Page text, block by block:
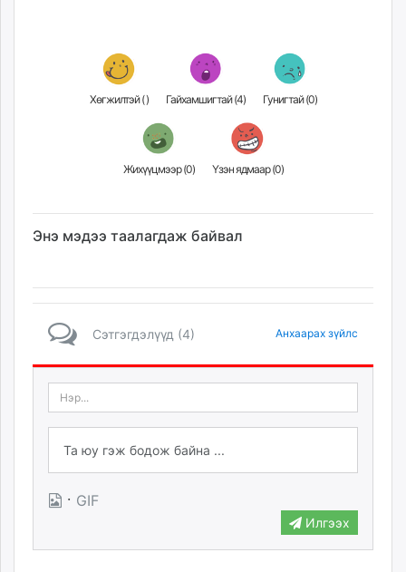
Хөгжилтэй () Гайхамшигтай (4) Гунигтай (0)
Жихүүцмээр (0) Үзэн ядмаар (0)
Энэ мэдээ таалагдаж байвал
Сэтгэгдэлүүд (4) Анхаарах зүйлс
· GIF
Илгээх